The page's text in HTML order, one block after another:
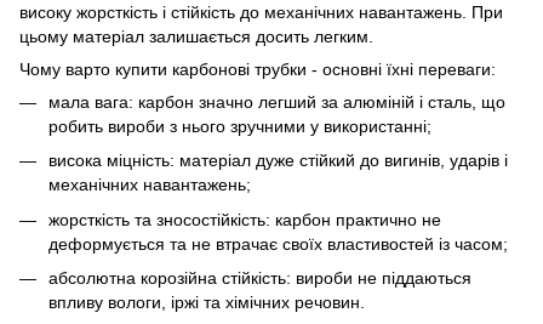
високу жорсткість і стійкість до механічних навантажень. При
цьому матеріал залишається досить легким.
Чому варто купити карбонові трубки - основні їхні переваги:
мала вага: карбон значно легший за алюміній і сталь, що
робить вироби з нього зручними у використанні;
висока міцність: матеріал дуже стійкий до вигинів, ударів і
механічних навантажень;
жорсткість та зносостійкість: карбон практично не
деформується та не втрачає своїх властивостей із часом;
абсолютна корозійна стійкість: вироби не піддаються
впливу вологи, іржі та хімічних речовин.